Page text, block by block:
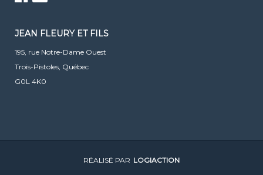
JEAN FLEURY ET FILS
195, rue Notre-Dame Ouest
Trois-Pistoles, Québec
G0L 4K0
RÉALISÉ PAR LOGIACTION